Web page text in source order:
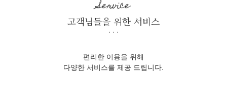
Service
고객님들을 위한 서비스
편리한 이용을 위해
다양한 서비스를 제공 드립니다.